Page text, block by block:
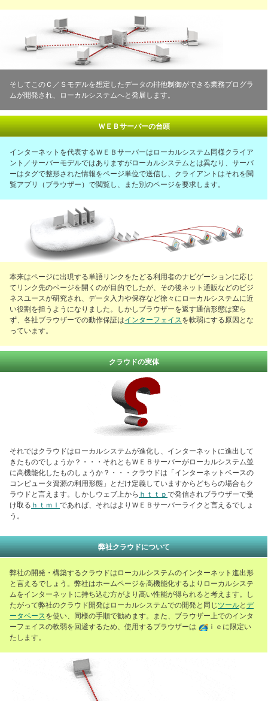
そしてこのＣ／Ｓモデルを想定したデータの排他制御ができる業務プログラ
ムが開発され、ローカルシステムへと発展します。
ＷＥＢサーバーの台頭
インターネットを代表するＷＥＢサーバーはローカルシステム同様クライア
ント／サーバーモデルではありますがローカルシステムとは異なり、サーバ
ーはタグで整形された情報をページ単位で送信し、クライアントはそれを閲
覧アプリ（ブラウザー）で閲覧し、また別のページを要求します。
本来はページに出現する単語リンクをたどる利用者のナビゲーションに応じ
てリンク先のページを開くのが目的でしたが、その後ネット通販などのビジ
ネスユースが研究され、データ入力や保存など徐々にローカルシステムに近
い役割を担うようになりました。しかしブラウザーを返す通信形態は変ら
ず、各社ブラウザーでの動作保証はインターフェイス を軟弱にする原因とな
っています。
クラウドの実体
それではクラウドはローカルシステムが進化し、インターネットに進出して
きたものでしょうか？・・・それともＷＥＢサーバーがローカルシステム並
に高機能化したものしょうか？・・・クラウドは「インターネットベースの
コンピュータ資源の利用形態」とだけ定義していますからどちらの場合もク
ラウドと言えます。しかしウェブ上から ｈｔｔｐ で発信されブラウザーで受
け取る ｈｔｍｌ であれば、それはよりＷＥＢサーバーライクと言えるでしょ
う。
弊社クラウドについて
弊社の開発・構築するクラウドはローカルシステムのインターネット進出形
と言えるでしょう。弊社はホームページを高機能化するよりローカルシステ
ムをインターネットに持ち込む方がより高い性能が得られると考えます。し
たがって弊社のクラウド開発はローカルシステムでの開発と同じ ツールと デ
ータベース を使い、同様の手順で勧めます。また、ブラウザー上でのインタ
ーフェイスの軟弱を回避するため、使用するブラウザーは
ｉｅ に限定い
たします。